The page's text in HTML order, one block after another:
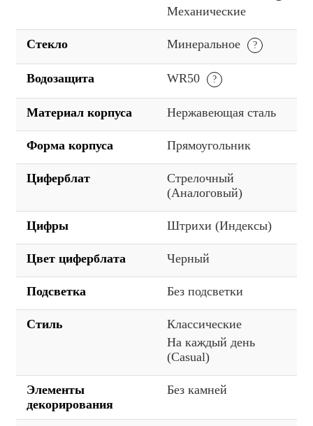
Механические
Стекло Минеральное
Водозащита WR50
Материал корпуса Нержавеющая сталь
Форма корпуса Прямоугольник
Циферблат
Стрелочный
(Аналоговый)
Цифры Штрихи (Индексы)
Цвет циферблата Черный
Подсветка Без подсветки
Стиль
Классические
На каждый день
(Casual)
Элементы
декорирования
Без камней